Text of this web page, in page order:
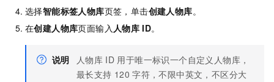
选择智能标签人物库页签，单击创建人物库。
在创建人物库页面输入 人物库 ID。
说明 人物库 ID 用于唯一标识一个自定义人物库，
最长支持 120 字符，不限中英文，不区分大